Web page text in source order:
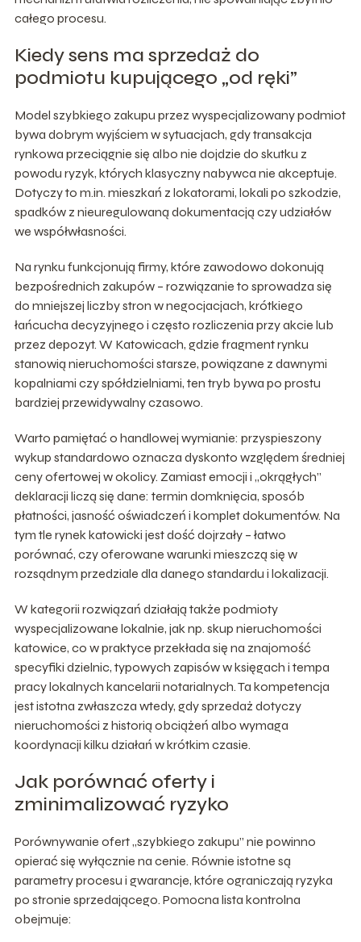
całego procesu.
Kiedy sens ma sprzedaż do
podmiotu kupującego „od ręki”
Model szybkiego zakupu przez wyspecjalizowany podmiot
bywa dobrym wyjściem w sytuacjach, gdy transakcja
rynkowa przeciągnie się albo nie dojdzie do skutku z
powodu ryzyk, których klasyczny nabywca nie akceptuje.
Dotyczy to m.in. mieszkań z lokatorami, lokali po szkodzie,
spadków z nieuregulowaną dokumentacją czy udziałów
we współwłasności.
Na rynku funkcjonują firmy, które zawodowo dokonują
bezpośrednich zakupów – rozwiązanie to sprowadza się
do mniejszej liczby stron w negocjacjach, krótkiego
łańcucha decyzyjnego i często rozliczenia przy akcie lub
przez depozyt. W Katowicach, gdzie fragment rynku
stanowią nieruchomości starsze, powiązane z dawnymi
kopalniami czy spółdzielniami, ten tryb bywa po prostu
bardziej przewidywalny czasowo.
Warto pamiętać o handlowej wymianie: przyspieszony
wykup standardowo oznacza dyskonto względem średniej
ceny ofertowej w okolicy. Zamiast emocji i „okrągłych”
deklaracji liczą się dane: termin domknięcia, sposób
płatności, jasność oświadczeń i komplet dokumentów. Na
tym tle rynek katowicki jest dość dojrzały – łatwo
porównać, czy oferowane warunki mieszczą się w
rozsądnym przedziale dla danego standardu i lokalizacji.
W kategorii rozwiązań działają także podmioty
wyspecjalizowane lokalnie, jak np. skup nieruchomości
katowice, co w praktyce przekłada się na znajomość
specyfiki dzielnic, typowych zapisów w księgach i tempa
pracy lokalnych kancelarii notarialnych. Ta kompetencja
jest istotna zwłaszcza wtedy, gdy sprzedaż dotyczy
nieruchomości z historią obciążeń albo wymaga
koordynacji kilku działań w krótkim czasie.
Jak porównać oferty i
zminimalizować ryzyko
Porównywanie ofert „szybkiego zakupu” nie powinno
opierać się wyłącznie na cenie. Równie istotne są
parametry procesu i gwarancje, które ograniczają ryzyka
po stronie sprzedającego. Pomocna lista kontrolna
obejmuje: